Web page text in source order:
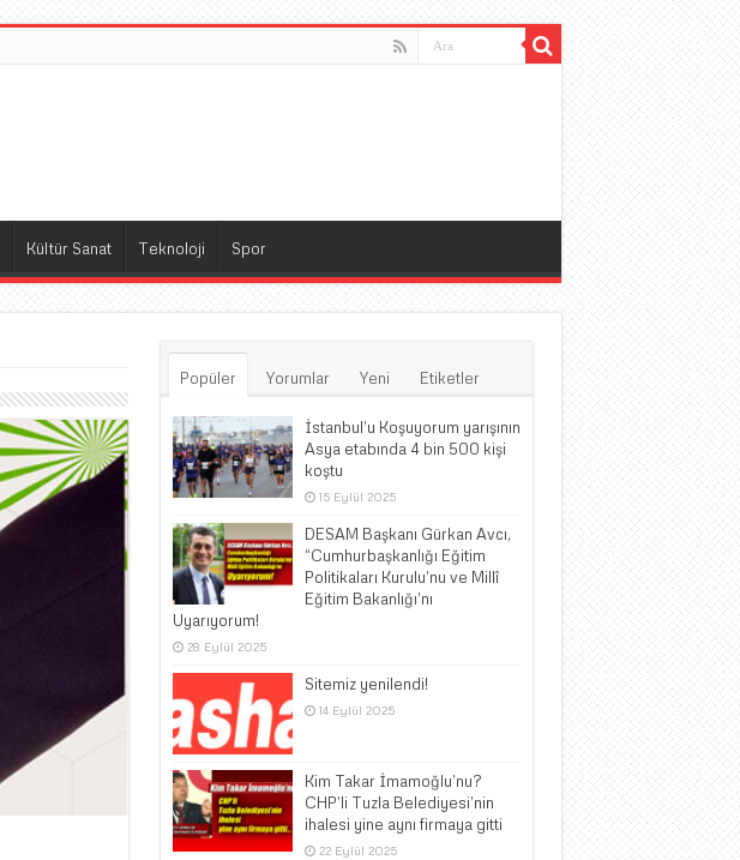
Kültür Sanat Teknoloji Spor
Popüler Yorumlar Yeni Etiketler
İstanbul’u Koşuyorum yarışının
Asya etabında 4 bin 500 kişi
koştu
15 Eylül 2025
DESAM Başkanı Gürkan Avcı,
“Cumhurbaşkanlığı Eğitim
Politikaları Kurulu’nu ve Millî
Eğitim Bakanlığı’nı
Uyarıyorum!
28 Eylül 2025
Sitemiz yenilendi!
14 Eylül 2025
Kim Takar İmamoğlu’nu?
CHP’li Tuzla Belediyesi’nin
ihalesi yine aynı firmaya gitti
22 Eylül 2025